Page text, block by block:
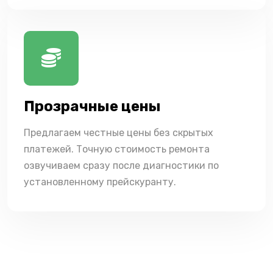
Прозрачные цены
Предлагаем честные цены без скрытых
платежей. Точную стоимость ремонта
озвучиваем сразу после диагностики по
установленному прейскуранту.